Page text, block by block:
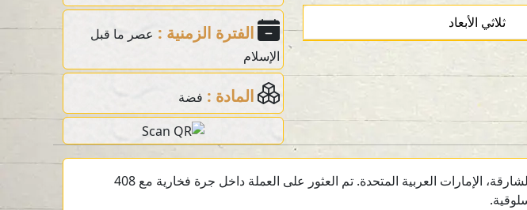
ثلاثي الأبعاد الفترة الزمنية : عصر ما قبل
الإسلام
المادة : فضة
عملة فضية ما قبل الإسلام تعود إلى القرن الثالث قبل الميلاد من الموقع الأثري في مليحة، الشارقة، الإمارات العربية المتحدة. تم العثور على العملة داخل جرة فخارية مع 408